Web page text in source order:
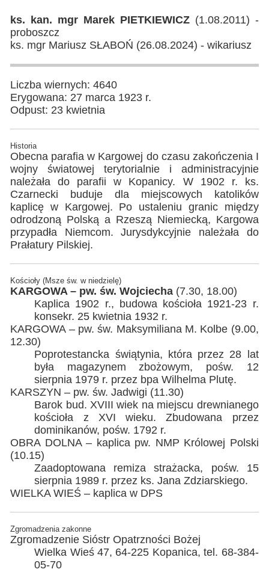
ks. kan. mgr Marek PIETKIEWICZ(1.08.2011) -
proboszcz
ks. mgr Mariusz SŁABOŃ (26.08.2024) - wikariusz
Liczba wiernych: 4640
Erygowana: 27 marca 1923 r.
Odpust: 23 kwietnia
Historia
Obecna parafia w Kargowej do czasu zakończenia I
wojny światowej terytorialnie i administracyjnie
należała do parafii w Kopanicy. W 1902 r. ks.
Czarnecki buduje dla miejscowych katolików
kaplicę w Kargowej. Po ustaleniu granic między
odrodzoną Polską a Rzeszą Niemiecką, Kargowa
przypadła Niemcom. Jurysdykcyjnie należała do
Prałatury Pilskiej.
Kościoły (Msze św. w niedzielę)
KARGOWA – pw. św. Wojciecha (7.30, 18.00)
Kaplica 1902 r., budowa kościoła 1921-23 r.
konsekr. 25 kwietnia 1932 r.
KARGOWA – pw. św. Maksymiliana M. Kolbe (9.00,
12.30)
Poprotestancka świątynia, która przez 28 lat
była magazynem zbożowym, pośw. 12
sierpnia 1979 r. przez bpa Wilhelma Plutę.
KARSZYN – pw. św. Jadwigi (11.30)
Barok bud. XVIII wiek na miejscu drewnianego
kościoła z XVI wieku. Zbudowana przez
dominikanów, pośw. 1792 r.
OBRA DOLNA – kaplica pw. NMP Królowej Polski
(10.15)
Zaadoptowana remiza strażacka, pośw. 15
sierpnia 1989 r. przez ks. Jana Zdziarskiego.
WIELKA WIEŚ – kaplica w DPS
Zgromadzenia zakonne
Zgromadzenie Sióstr Opatrzności Bożej
Wielka Wieś 47, 64-225 Kopanica, tel. 68-384-
05-70